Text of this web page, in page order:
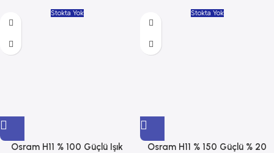
Stokta Yok
Osram H11 % 100 Güçlü Işık
Stokta Yok
Osram H11 % 150 Güçlü % 20